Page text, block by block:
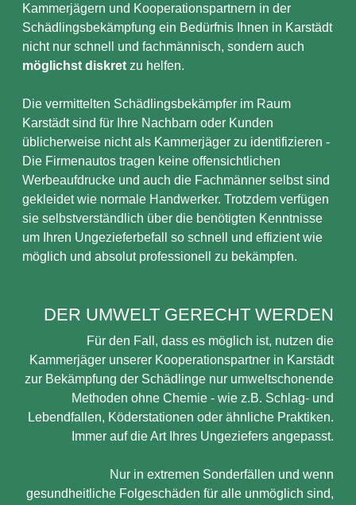
Kammerjägern und Kooperationspartnern in der
Schädlingsbekämpfung ein Bedürfnis Ihnen in Karstädt
nicht nur schnell und fachmännisch, sondern auch
möglichst diskret zu helfen.
Die vermittelten Schädlingsbekämpfer im Raum
Karstädt sind für Ihre Nachbarn oder Kunden
üblicherweise nicht als Kammerjäger zu identifizieren -
Die Firmenautos tragen keine offensichtlichen
Werbeaufdrucke und auch die Fachmänner selbst sind
gekleidet wie normale Handwerker. Trotzdem verfügen
sie selbstverständlich über die benötigten Kenntnisse
um Ihren Ungezieferbefall so schnell und effizient wie
möglich und absolut professionell zu bekämpfen.
DER UMWELT GERECHT WERDEN
Für den Fall, dass es möglich ist, nutzen die
Kammerjäger unserer Kooperationspartner in Karstädt
zur Bekämpfung der Schädlinge nur umweltschonende
Methoden ohne Chemie - wie z.B. Schlag- und
Lebendfallen, Köderstationen oder ähnliche Praktiken.
Immer auf die Art Ihres Ungeziefers angepasst.
Nur in extremen Sonderfällen und wenn
gesundheitliche Folgeschäden für alle unmöglich sind,